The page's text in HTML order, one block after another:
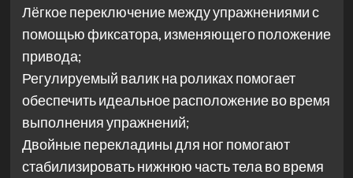
Лёгкое переключение между упражнениями с
помощью фиксатора, изменяющего положение
привода;
Регулируемый валик на роликах помогает
обеспечить идеальное расположение во время
выполнения упражнений;
Двойные перекладины для ног помогают
стабилизировать нижнюю часть тела во время